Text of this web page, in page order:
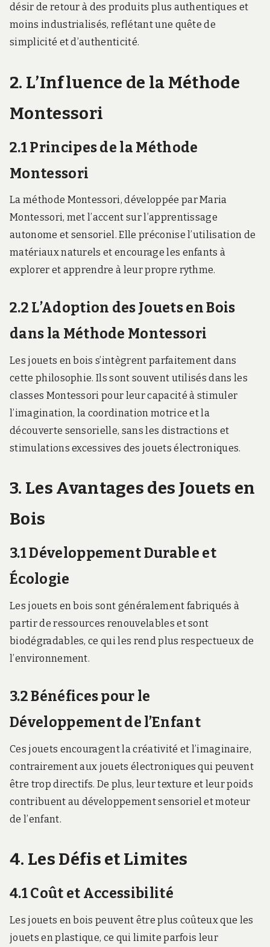
désir de retour à des produits plus authentiques et
moins industrialisés, reflétant une quête de
simplicité et d’authenticité.
2. L’Influence de la Méthode
Montessori
2.1 Principes de la Méthode
Montessori
La méthode Montessori, développée par Maria
Montessori, met l’accent sur l’apprentissage
autonome et sensoriel. Elle préconise l’utilisation de
matériaux naturels et encourage les enfants à
explorer et apprendre à leur propre rythme.
2.2 L’Adoption des Jouets en Bois
dans la Méthode Montessori
Les jouets en bois s’intègrent parfaitement dans
cette philosophie. Ils sont souvent utilisés dans les
classes Montessori pour leur capacité à stimuler
l’imagination, la coordination motrice et la
découverte sensorielle, sans les distractions et
stimulations excessives des jouets électroniques.
3. Les Avantages des Jouets en
Bois
3.1 Développement Durable et
Écologie
Les jouets en bois sont généralement fabriqués à
partir de ressources renouvelables et sont
biodégradables, ce qui les rend plus respectueux de
l’environnement.
3.2 Bénéfices pour le
Développement de l’Enfant
Ces jouets encouragent la créativité et l’imaginaire,
contrairement aux jouets électroniques qui peuvent
être trop directifs. De plus, leur texture et leur poids
contribuent au développement sensoriel et moteur
de l’enfant.
4. Les Défis et Limites
4.1 Coût et Accessibilité
Les jouets en bois peuvent être plus coûteux que les
jouets en plastique, ce qui limite parfois leur